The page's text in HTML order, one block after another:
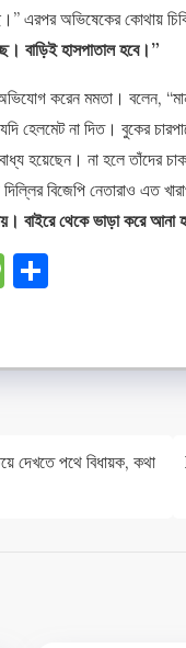
এরপর অভিষেকের কোথায়
বাড়িই হাসপাতাল হবে।”
করেন মমতা। বলেন,
হেলমেট না দিত। বুকের
হয়েছেন। না হলে তাঁদের
বিজেপি নেতারাও এত
বাইরে থেকে ভাড়া করে
Message
দেখতে পথে বিধায়ক, কথা